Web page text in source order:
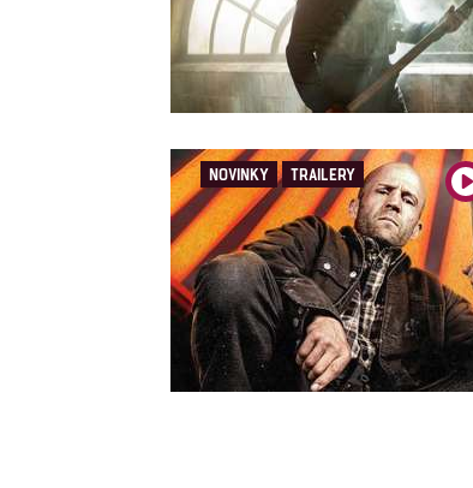
NOVINKY TRAILERY